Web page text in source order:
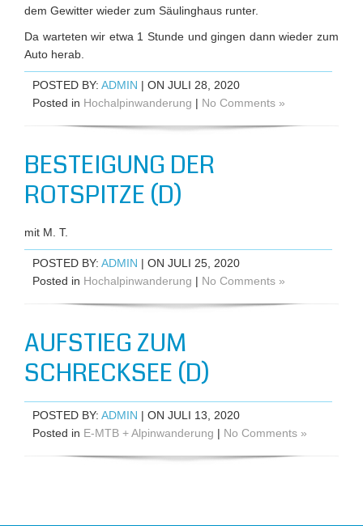
dem Gewitter wieder zum Säulinghaus runter.
Da warteten wir etwa 1 Stunde und gingen dann wieder zum
Auto herab.
POSTED BY: ADMIN | ON JULI 28, 2020
Posted in Hochalpinwanderung | No Comments »
BESTEIGUNG DER
ROTSPITZE (D)
mit M. T.
POSTED BY: ADMIN | ON JULI 25, 2020
Posted in Hochalpinwanderung | No Comments »
AUFSTIEG ZUM
SCHRECKSEE (D)
POSTED BY: ADMIN | ON JULI 13, 2020
Posted in E-MTB + Alpinwanderung | No Comments »